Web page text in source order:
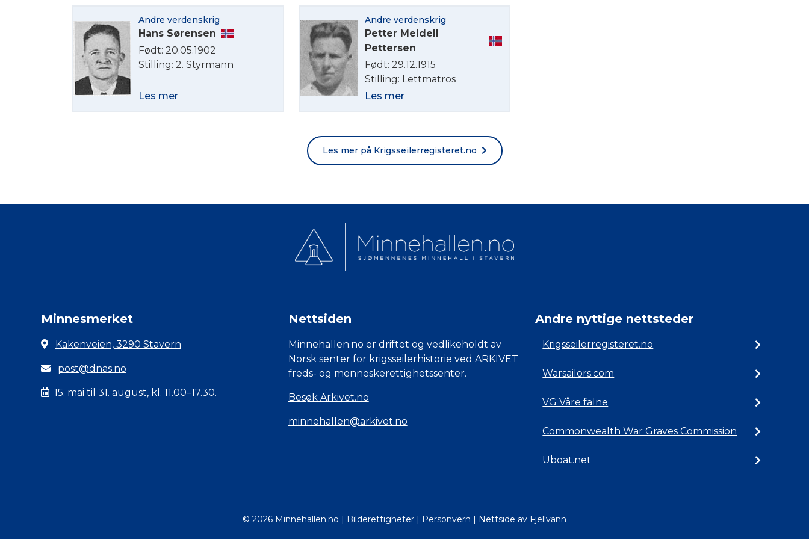
Andre verdenskrig
Hans Sørensen
Født: 20.05.1902
Stilling: 2. Styrmann
Les mer
Andre verdenskrig
Petter Meidell
Pettersen
Født: 29.12.1915
Stilling: Lettmatros
Les mer
Les mer på Krigsseilerregisteret.no
Minnesmerket
Kakenveien, 3290 Stavern
post@dnas.no
15. mai til 31. august, kl. 11.00–17.30.
Nettsiden
Minnehallen.no er driftet og vedlikeholdt av
Norsk senter for krigsseilerhistorie ved ARKIVET
freds- og menneskerettighetssenter.
Besøk Arkivet.no
minnehallen@arkivet.no
Andre nyttige nettsteder
Krigsseilerregisteret.no
Warsailors.com
VG Våre falne
Commonwealth War Graves Commission
Uboat.net
© 2026 Minnehallen.no | Bilderettigheter | Personvern | Nettside av Fjellvann
English
Norsk bokmål